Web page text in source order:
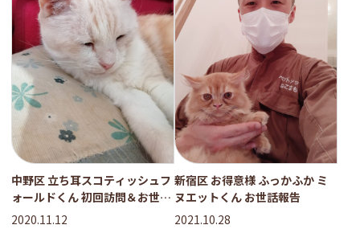
中野区 立ち耳スコティッシュフ
ォールドくん 初回訪問＆お世話
報告
2020.11.12
新宿区 お得意様 ふっかふか ミ
ヌエットくん お世話報告
2021.10.28